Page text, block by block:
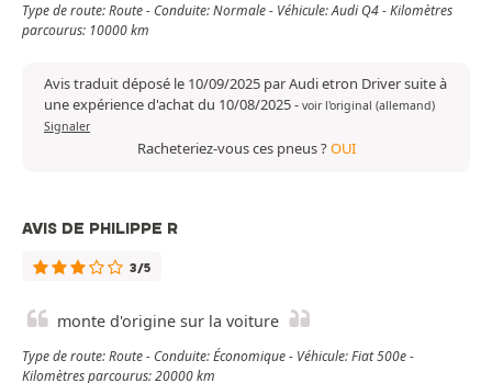
Type de route: Route - Conduite: Normale - Véhicule: Audi Q4 - Kilomètres
parcourus: 10000 km
Avis traduit déposé le 10/09/2025 par Audi etron Driver suite à
une expérience d'achat du 10/08/2025- voir l'original (allemand)
Signaler
Racheteriez-vous ces pneus ?OUI
AVIS DE PHILIPPE R
3/5
monte d'origine sur la voiture
Type de route: Route - Conduite: Économique - Véhicule: Fiat 500e -
Kilomètres parcourus: 20000 km